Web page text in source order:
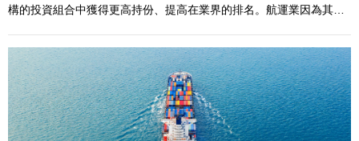
構的投資組合中獲得更高持份、提高在業界的排名。航運業因為其行
大的航運業者馬士基為例，其在2021年底承諾，將透過使用替代能源
達成旗下海運船隻在2050年…